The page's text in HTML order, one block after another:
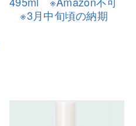
※3月中旬頃の納期